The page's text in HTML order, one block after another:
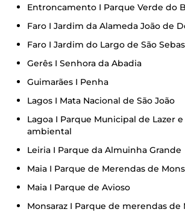
Entroncamento I Parque Verde do
Faro I Jardim da Alameda João de
Faro I Jardim do Largo de São
Gerês I Senhora da Abadia
Guimarães I Penha
Lagos I Mata Nacional de São João
Lagoa I Parque Municipal de Lazer
ambiental
Leiria I Parque da Almuinha Grande
Maia I Parque de Merendas de
Maia I Parque de Avioso
Monsaraz I Parque de merendas de